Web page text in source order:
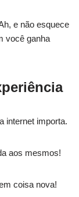
e não esquece
você ganha
internet importa.
aos mesmos!
coisa nova!